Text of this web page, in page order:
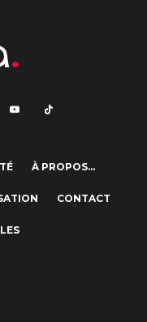
À PROPOS…
CONTACT